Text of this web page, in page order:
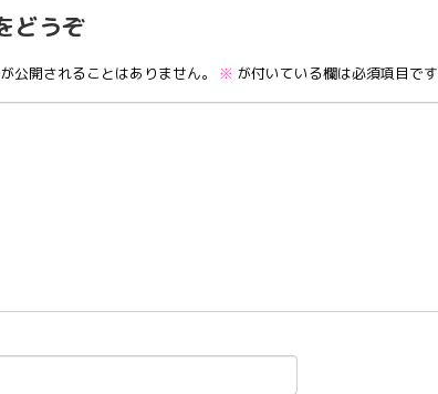
どうぞ
公開されることはありません。 ※ が付いている欄は必須項目です